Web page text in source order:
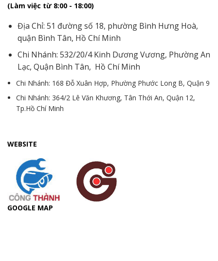
(Làm việc từ 8:00 - 18:00)
Địa Chỉ: 51 đường số 18, phường Bình Hưng Hoà,
quận Bình Tân, Hồ Chí Minh
Chi Nhánh: 532/20/4 Kinh Dương Vương, Phường An
Lạc, Quận Bình Tân, Hồ Chí Minh
Chi Nhánh: 168 Đỗ Xuân Hợp, Phường Phước Long B, Quận 9
Chi Nhánh: 364/2 Lê Văn Khương, Tân Thới An, Quận 12,
Tp.Hồ Chí Minh
WEBSITE
GOOGLE MAP